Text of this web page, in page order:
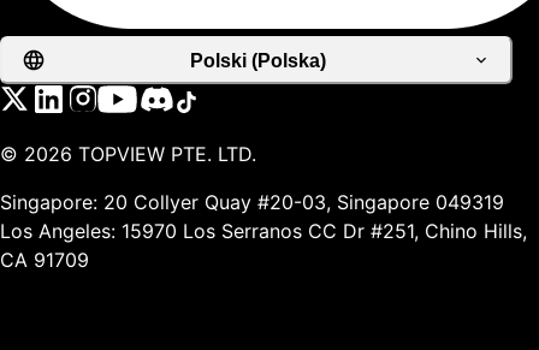
Polski (Polska)
© 2026 TOPVIEW PTE. LTD.
Singapore: 20 Collyer Quay #20-03, Singapore 049319
Los Angeles: 15970 Los Serranos CC Dr #251, Chino Hills,
CA 91709